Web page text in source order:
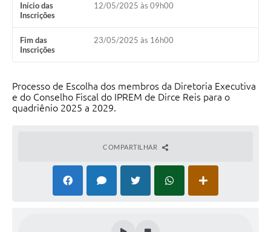
Agenda
Contato
Início das
Inscrições
12/05/2025 às 09h00
Fim das
Inscrições
23/05/2025 às 16h00
Processo de Escolha dos membros da Diretoria Executiva
e do Conselho Fiscal do IPREM de Dirce Reis para o
quadriênio 2025 a 2029.
COMPARTILHAR